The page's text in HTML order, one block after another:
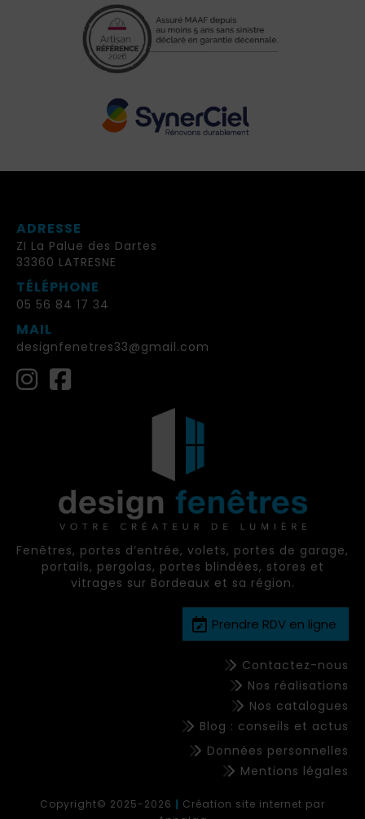
ADRESSE
ZI La Palue des Dartes
33360 LATRESNE
TÉLÉPHONE
05 56 84 17 34
MAIL
designfenetres33@gmail.com
Fenêtres, portes d’entrée, volets, portes de garage,
portails, pergolas, portes blindées, stores et
vitrages sur Bordeaux et sa région.​​​​​​​
Prendre RDV en ligne
Contactez-nous
Nos réalisations
Nos catalogues
Blog : conseils et actus
Données personnelles
Mentions légales
Copyright© 2025-2026 | Création site internet par